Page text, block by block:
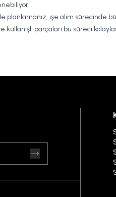
planlamanız, işe alım sürecinde
parçaları bu süreci